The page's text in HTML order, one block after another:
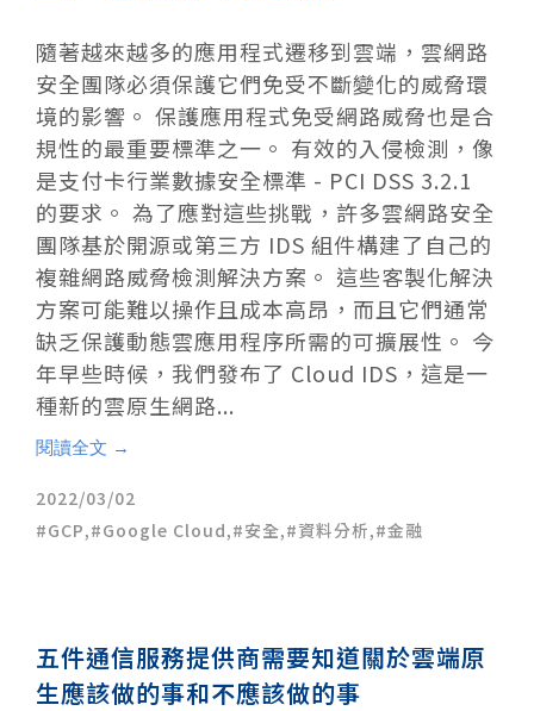
隨著越來越多的應用程式遷移到雲端，雲網路
安全團隊必須保護它們免受不斷變化的威脅環
境的影響。 保護應用程式免受網路威脅也是合
規性的最重要標準之一。 有效的入侵檢測，像
是支付卡行業數據安全標準 - PCI DSS 3.2.1
的要求。 為了應對這些挑戰，許多雲網路安全
團隊基於開源或第三方 IDS 組件構建了自己的
複雜網路威脅檢測解決方案。 這些客製化解決
方案可能難以操作且成本高昂，而且它們通常
缺乏保護動態雲應用程序所需的可擴展性。 今
年早些時候，我們發布了 Cloud IDS，這是一
種新的雲原生網路...
閱讀全文 →
2022/03/02
GCP, Google Cloud, 安全, 資料分析, 金融
五件通信服務提供商需要知道關於雲端原
生應該做的事和不應該做的事